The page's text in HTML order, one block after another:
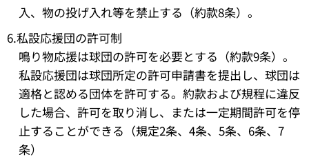
入、物の投げ入れ等を禁止する（約款8条）。
6.私設応援団の許可制
鳴り物応援は球団の許可を必要とする（約款9条）。
私設応援団は球団所定の許可申請書を提出し、球団は
適格と認める団体を許可する。約款および規程に違反
した場合、許可を取り消し、または一定期間許可を停
止することができる（規定2条、4条、5条、6条、7
条）